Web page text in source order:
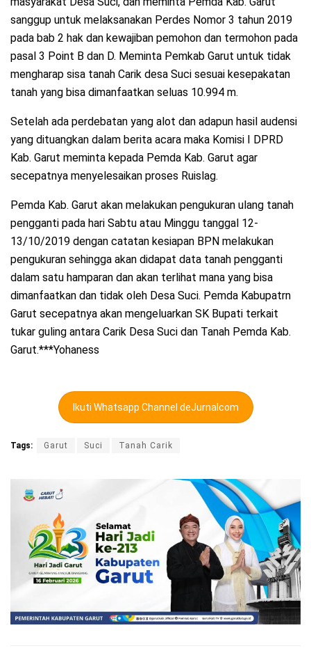
sanggup untuk melaksanakan Perdes Nomor 3 tahun 2019
pada bab 2 hak dan kewajiban pemohon dan termohon pada
pasal 3 Point B dan D. Meminta Pemkab Garut untuk tidak
mengharap sisa tanah Carik desa Suci sesuai kesepakatan
tanah yang bisa dimanfaatkan seluas 10.994 m.
Setelah ada perdebatan yang alot dan adapun hasil audensi
yang dituangkan dalam berita acara maka Komisi I DPRD
Kab. Garut meminta kepada Pemda Kab. Garut agar
secepatnya menyelesaikan proses Ruislag.
Pemda Kab. Garut akan melakukan pengukuran ulang tanah
pengganti pada hari Sabtu atau Minggu tanggal 12-
13/10/2019 dengan catatan kesiapan BPN melakukan
pengukuran sehingga akan didapat data tanah pengganti
dalam satu hamparan dan akan terlihat mana yang bisa
dimanfaatkan dan tidak oleh Desa Suci. Pemda Kabupatrn
Garut secepatnya akan mengeluarkan SK Bupati terkait
tukar guling antara Carik Desa Suci dan Tanah Pemda Kab.
Garut.***Yohaness
Ikuti Whatsapp Channel deJurnalcom
Tags: Garut Suci Tanah Carik